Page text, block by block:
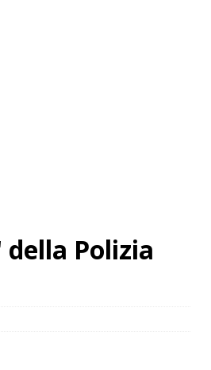
della Polizia